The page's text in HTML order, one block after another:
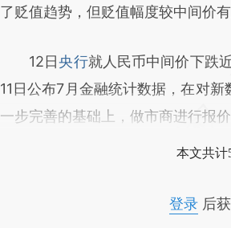
了贬值趋势，但贬值幅度较中间价有
12日央行就人民币中间价下跌
11日公布7月金融统计数据，在对
一步完善的基础上，做市商进行报价
本文共计
登录后获